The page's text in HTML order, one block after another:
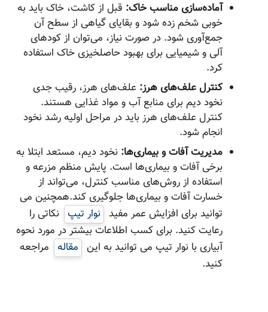
آماده‌سازی مناسب خاک: قبل از کاشت، خاک باید به
خوبی شخم زده شود و بقایای گیاهی از سطح آن
جمع‌آوری شود. در صورت نیاز، می‌توان از کودهای
آلی و شیمیایی برای بهبود حاصلخیزی خاک استفاده
کرد.
کنترل علف‌های هرز: علف‌های هرز، رقیب جدی
نخود دیم برای منابع آب و مواد غذایی هستند.
کنترل علف‌های هرز باید در مراحل اولیه رشد نخود
انجام شود.
مدیریت آفات و بیماری‌ها: نخود دیم، مستعد ابتلا به
برخی آفات و بیماری‌ها است. پایش منظم مزرعه و
استفاده از روش‌های مناسب کنترل، می‌تواند از
خسارت آفات و بیماری‌ها جلوگیری کند.همچنین می
توانید برای افزایش عمر مفید نوار تیپ نکاتی را
رعایت کنید. برای کسب اطلاعات بیشتر در مورد نحوه
آبیاری با نوار تیپ می توانید به این مقاله مراجعه
کنید.